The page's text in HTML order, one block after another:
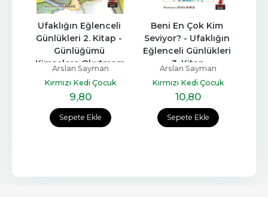
Sepete Ekle
Ufaklığın Eğlenceli
Günlükleri 2. Kitap -
Günlüğümü
Kimselere Okutmam
Arslan Sayman
Kırmızı Kedi Çocuk
9,80
Sepete Ekle
Beni En Çok Kim
Seviyor? - Ufaklığın
Eğlenceli Günlükleri
3. Kitap
Arslan Sayman
Kırmızı Kedi Çocuk
10,80